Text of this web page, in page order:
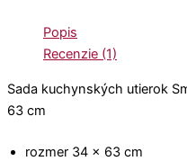
Popis
Recenzie (1)
Sada kuchynských utierok
63 cm
rozmer 34 x 63 cm